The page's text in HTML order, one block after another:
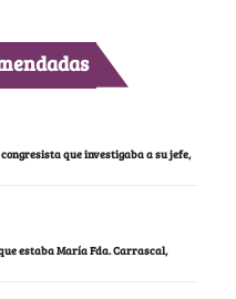
que investigaba a su jefe,
estaba María Fda. Carrascal,